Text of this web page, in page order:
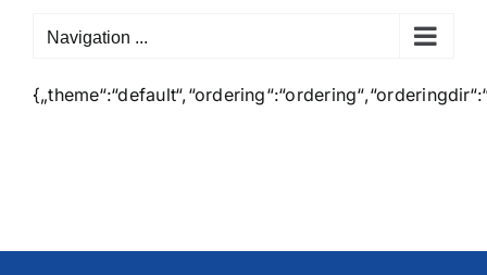
Navigation ...